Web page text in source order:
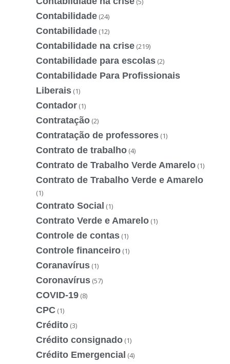
Contabilidade (24)
Contabilidade (12)
Contabilidade na crise (219)
Contabilidade para escolas (2)
Contabilidade Para Profissionais
Liberais (1)
Contador (1)
Contratação (2)
Contratação de professores (1)
Contrato de trabalho (4)
Contrato de Trabalho Verde Amarelo (1)
Contrato de Trabalho Verde e Amarelo
(1)
Contrato Social (1)
Contrato Verde e Amarelo (1)
Controle de contas (1)
Controle financeiro (1)
Coranavírus (1)
Coronavírus (57)
COVID-19 (8)
CPC (1)
Crédito (3)
Crédito consignado (1)
Crédito Emergencial (4)